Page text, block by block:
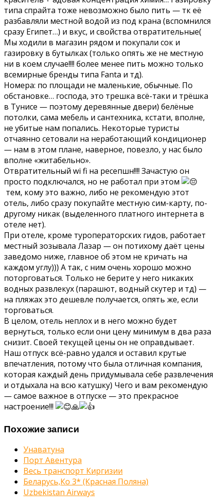
типа спрайта тоже невозможно было пить — тк её
разбавляли местной водой из под крана (вспомнился
сразу Египет…) и вкус, и свойства отвратительные(
Мы ходили в магазин рядом и покупали сок и
газировку в бутылках (только опять же не местную
ни в коем случае!!!! более менее пить можно только
всемирные бренды типа Fanta и тд).
Номера: по площади не маленькие, обычные. По
обстановке… господа, это трешка всё-таки и трёшка
в Тунисе — поэтому деревянные двери) белёные
потолки, сама мебель и сантехника, кстати, вполне,
не убитые нам попались. Некоторые туристы
отчаянно сетовали на неработающий кондиционер
— нам в этом плане, наверное, повезло, у нас было
вполне «житабельно».
Отвратительный wi fi на ресепшн!!!! Зачастую он
просто подключался, но не работал при этом
тем, кому это важно, либо не рекомендую этот
отель, либо сразу покупайте местную сим-карту, по-
другому никак (выделенного платного интернета в
отеле нет).
При отеле, кроме туроператорских гидов, работает
местный зозывала Лазар — он потихому даёт цены
заведомо ниже, главное об этом не кричать на
каждом углу))) А так, с ним очень хорошо можно
поторговаться. Только не берите у него никаких
водных развлекух (парашют, водный скутер и тд) —
на пляжах это дешевле получается, опять же, если
торговаться.
В целом, отель неплох и в него можно будет
вернуться, только если они цену минимум в два раза
снизит. Своей текущей цены он не оправдывает.
Наш отпуск всё-равно удался и оставил крутые
впечатления, потому что была отличная компания,
которая каждый день придумывала себе развлечения
и отдыхала на всю катушку) Чего и вам рекомендую
— самое важное в отпуске — это прекрасное
настроение!!!
🙏
Похожие записи
Унаватуна
Порт Авентура
Весь транспорт Киргизии
Беларусь,Ко 3* (Красная Поляна)
Uzbekistan Airways